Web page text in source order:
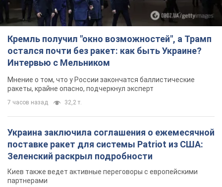
Кремль получил "окно возможностей", а Трамп
остался почти без ракет: как быть Украине?
Интервью с Мельником
Мнение о том, что у России закончатся баллистические
ракеты, крайне опасно, подчеркнул эксперт
7 часов назад 32,2 т.
Украина заключила соглашения о ежемесячной
поставке ракет для системы Patriot из США:
Зеленский раскрыл подробности
Киев также ведет активные переговоры с европейскими
партнерами